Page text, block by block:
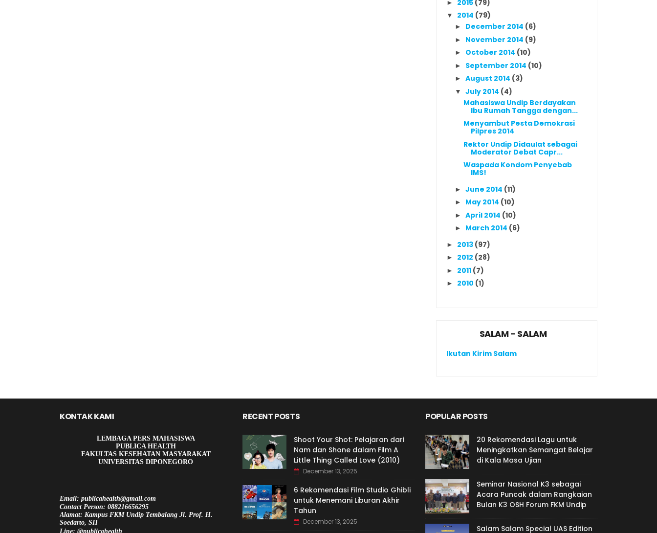
► 2015 (79)
▼ 2014 (79)
► December 2014 (6)
► November 2014 (9)
► October 2014 (10)
► September 2014 (10)
► August 2014 (3)
▼ July 2014 (4)
Mahasiswa Undip Berdayakan
Ibu Rumah Tangga dengan...
Menyambut Pesta Demokrasi
Pilpres 2014
Rektor Undip Didaulat sebagai
Moderator Debat Capr...
Waspada Kondom Penyebab
IMS!
► June 2014 (11)
► May 2014 (10)
► April 2014 (10)
► March 2014 (6)
► 2013 (97)
► 2012 (28)
► 2011 (7)
► 2010 (1)
SALAM - SALAM
Ikutan Kirim Salam
KONTAK KAMI
LEMBAGA PERS MAHASISWA
PUBLICA HEALTH
FAKULTAS KESEHATAN MASYARAKAT
UNIVERSITAS DIPONEGORO
Email: publicahealth@gmail.com
Contact Person: 088216656295
Alamat: Kampus FKM Undip Tembalang Jl. Prof. H.
Soedarto, SH
Line: @publicahealth
RECENT POSTS
Shoot Your Shot: Pelajaran dari
Nam dan Shone dalam Film A
Little Thing Called Love (2010)
December 13, 2025
6 Rekomendasi Film Studio Ghibli
untuk Menemani Liburan Akhir
Tahun
December 13, 2025
POPULAR POSTS
20 Rekomendasi Lagu untuk
Meningkatkan Semangat Belajar
di Kala Masa Ujian
Seminar Nasional K3 sebagai
Acara Puncak dalam Rangkaian
Bulan K3 OSH Forum FKM Undip
Salam Salam Special UAS Edition